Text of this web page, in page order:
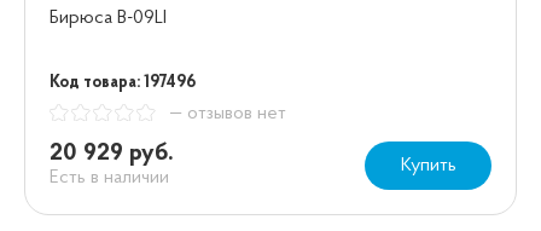
Бирюса B-09LI
Код товара: 197496
— отзывов нет
20 929 руб.
Есть в наличии
Купить